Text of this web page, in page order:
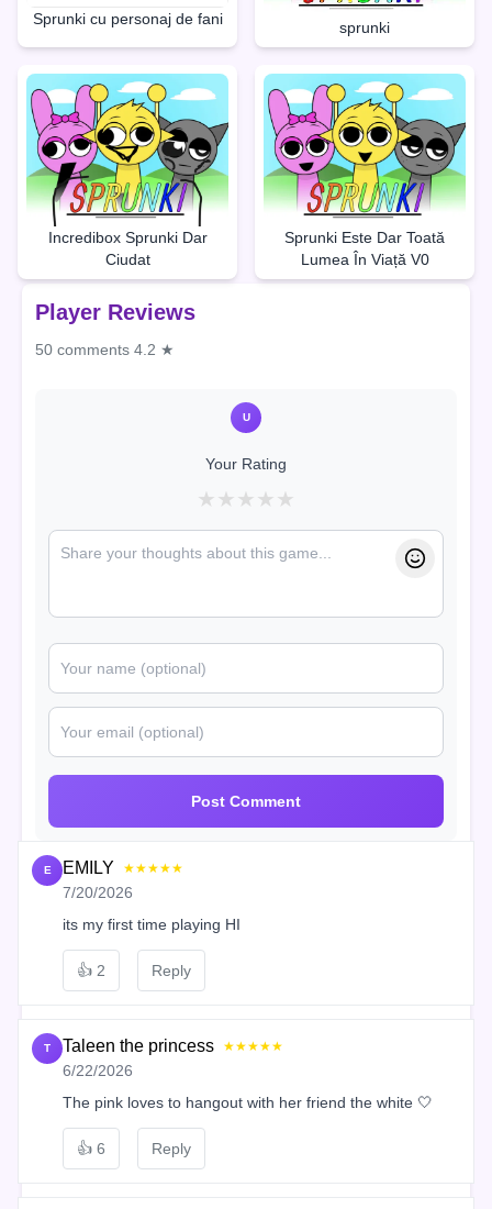
Sprunki cu personaj de fani sprunki
Incredibox Sprunki Dar
Ciudat
Sprunki Este Dar Toată
Lumea În Viață V0
Player Reviews
50 comments 4.2 ★
U
Your Rating
★ ★ ★ ★ ★
Post Comment
E EMILY ★★★★★
7/20/2026
its my first time playing HI
👍 2 Reply
T Taleen the princess ★★★★★
6/22/2026
The pink loves to hangout with her friend the white 🤍
👍 6 Reply